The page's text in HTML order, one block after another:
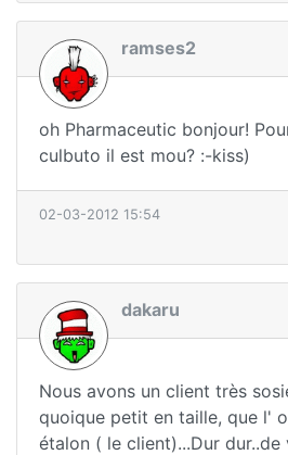
ramses2
oh Pharmaceutic bonjour!
culbuto il est mou? :-kiss)
02-03-2012 15:54
dakaru
Nous avons un client très
quoique petit en taille, que l'
étalon ( le client)...Dur